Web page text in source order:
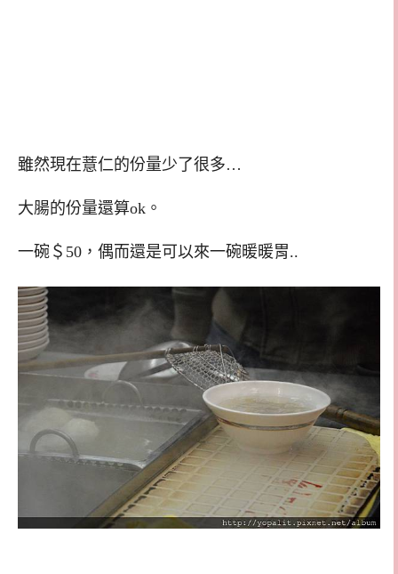
雖然現在薏仁的份量少了很多…
大腸的份量還算ok。
一碗＄50，偶而還是可以來一碗暖暖胃..